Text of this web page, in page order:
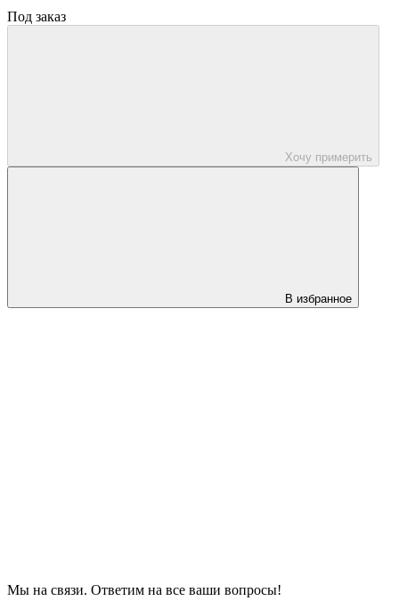
Под заказ
Хочу примерить
В избранное
Мы на связи. Ответим на все ваши вопросы!